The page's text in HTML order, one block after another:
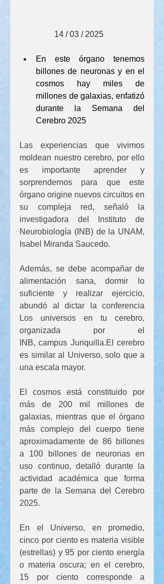
                 14 / 03 / 2025
En este órgano tenemos
billones de neuronas y en el
cosmos hay miles de
millones de galaxias, enfatizó
durante la Semana del
Cerebro 2025
Las experiencias que vivimos
moldean nuestro cerebro, por ello
es importante aprender y
sorprendernos para que este
órgano origine nuevos circuitos en
su compleja red, señaló la
investigadora del Instituto de
Neurobiología (INB) de la UNAM,
Isabel Miranda Saucedo.
Además, se debe acompañar de
alimentación sana, dormir lo
suficiente y realizar ejercicio,
abundó al dictar la conferencia
Los universos en tu cerebro,
organizada por el
INB, campus Juriquilla.El cerebro
es similar al Universo, solo que a
una escala mayor.
El cosmos está constituido por
más de 200 mil millones de
galaxias, mientras que el órgano
más complejo del cuerpo tiene
aproximadamente de 86 billones
a 100 billones de neuronas en
uso continuo, detalló durante la
actividad académica que forma
parte de la Semana del Cerebro
2025.
En el Universo, en promedio,
cinco por ciento es materia visible
(estrellas) y 95 por ciento energía
o materia oscura; en el cerebro,
15 por ciento corresponde a